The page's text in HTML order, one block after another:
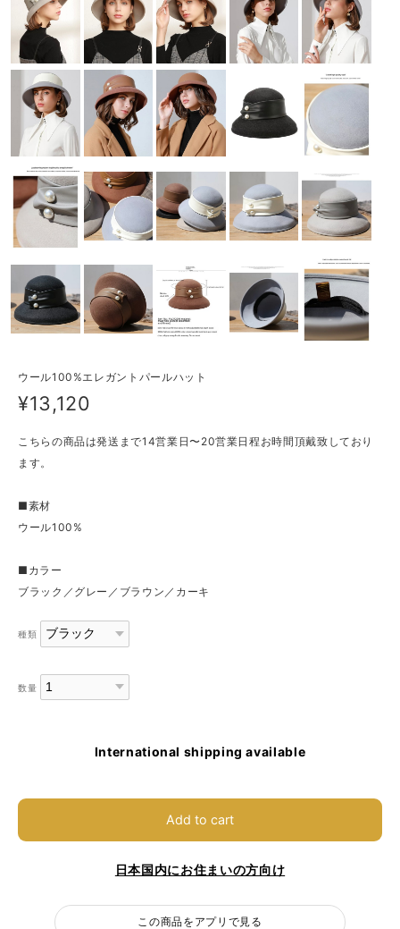
ウール100%エレガントパールハット
¥13,120
こちらの商品は発送まで14営業日〜20営業日程お時間頂戴致しており
ます。
■素材
ウール100%
■カラー
ブラック／グレー／ブラウン／カーキ
種類
数量
International shipping available
Add to cart
日本国内にお住まいの方向け
この商品をアプリで見る